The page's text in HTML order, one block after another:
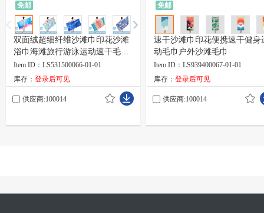
免邮
双面绒超细纤维沙滩巾印花沙滩
浴巾海滩旅行游泳运动速干毛巾
80*160cm
Item ID：LS531500066-01-01
库存： 登录后可见
供应商:100014
免邮
速干沙滩巾印花便携速干健身
动毛巾户外沙滩毛巾
Item ID：LS939400067-01-01
库存： 登录后可见
供应商:100014